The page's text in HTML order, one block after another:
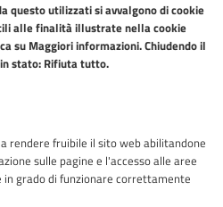
questo utilizzati si avvalgono di cookie
alle finalità illustrate nellacookie
su Maggiori informazioni. Chiudendo il
stato: Rifiuta tutto.
rendere fruibile il sito web abilitandone
sulle pagine e l'accesso alle aree
grado di funzionare correttamente
in contatto
YouTubeLinkedInInstagram